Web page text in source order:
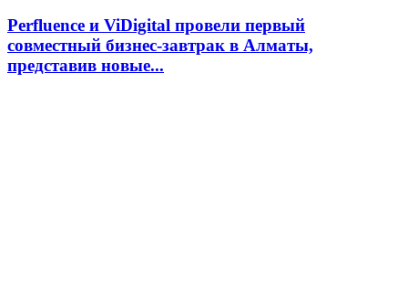
Perfluence и ViDigital провели первый
совместный бизнес-завтрак в Алматы,
представив новые...